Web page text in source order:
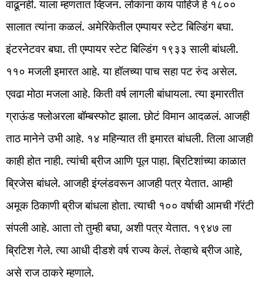
वाढूनही. याला म्हणतात व्हिजन. लोकांना काय पाहिजे हे १८००
सालात त्यांना कळलं. अमेरिकेतील एम्पायर स्टेट बिल्डिंग बघा.
इंटरनेटवर बघा. ती एम्पायर स्टेट बिल्डिंग १९३३ साली बांधली.
११० मजली इमारत आहे. या हॉलच्या पाच सहा पट रुंद असेल.
एवढा मोठा मजला आहे. किती वर्ष लागली बांधायला. त्या इमारतीत
ग्राऊंड फ्लोअरला बॉम्बस्फोट झाला. छोटं विमान आदळलं. आजही
ताठ मानेने उभी आहे. १४ महिन्यात ती इमारत बांधली. तिला आजही
काही होत नाही. त्यांची ब्रीज आणि पूल पाहा. ब्रिटिशांच्या काळात
ब्रिजेस बांधले. आजही इंग्लंडवरून आजही पत्र येतात. आम्ही
अमूक ठिकाणी ब्रीज बांधला होता. त्याची १०० वर्षाची आमची गॅरंटी
संपली आहे. आता तो तुम्ही बघा, अशी पत्र येतात. १९४७ ला
ब्रिटिश गेले. त्या आधी दीडशे वर्ष राज्य केलं. तेव्हाचे ब्रीज आहे,
असे राज ठाकरे म्हणाले.